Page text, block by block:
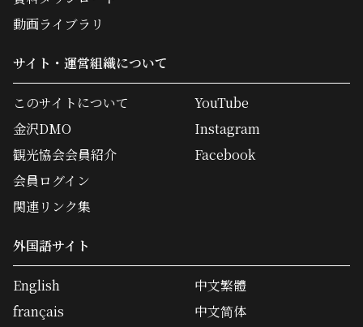
動画ライブラリ
サイト・運営組織について
このサイトについて
金沢DMO
観光協会会員紹介
会員ログイン
関連リンク集
YouTube
Instagram
Facebook
外国語サイト
English
français
中文繁體
中文简体